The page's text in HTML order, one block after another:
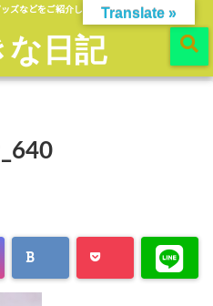
ズなどをご紹介します。
な日記
Translate »